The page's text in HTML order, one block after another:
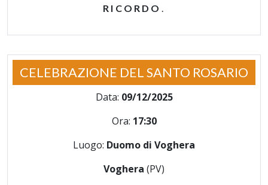
RICORDO
CELEBRAZIONE DEL SANTO ROSARIO
Data: 09/12/2025
Ora: 17:30
Luogo: Duomo di Voghera
Voghera (PV)